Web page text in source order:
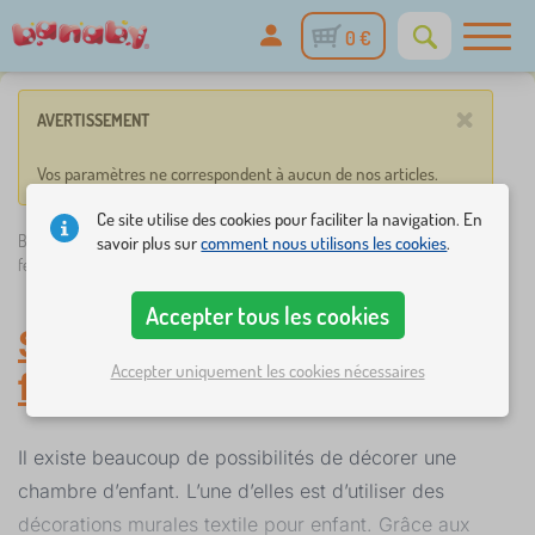
0 €
×
AVERTISSEMENT
Vos paramètres ne correspondent à aucun de nos articles.
Banaby.fr » Décorations/Stickers enfant /Stickers enfant pour
fenêtre
Stickers enfant pour
fenêtre-Stickers enfant
Il existe beaucoup de possibilités de décorer une
chambre d’enfant. L’une d’elles est d’utiliser des
décorations murales textile pour enfant. Grâce aux
Ce site utilise des cookies pour faciliter la navigation. En
savoir plus surcomment nous utilisons les cookies.
Accepter tous les cookies
Accepter uniquement les cookies nécessaires